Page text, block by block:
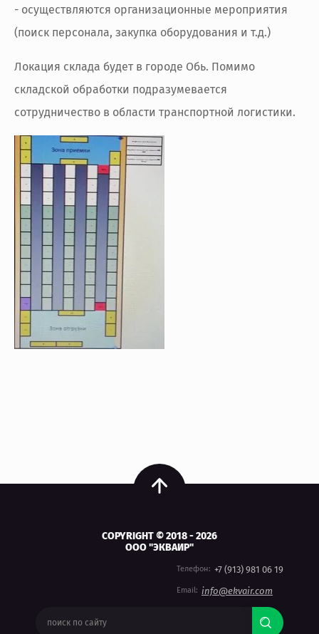
- осуществляются организационные мероприятия
(поиск персонала, закупка оборудования и т.д.)
Локация склада будет в городе Обь. Помимо
складской обработки подразумевается
сотрудничество в области транспортной логистики.
COPYRIGHT © 2018 - 2026
ООО "ЭКВАИР"
Телефон: +7 (913) 981 06 19
Email: info@ekvair.com